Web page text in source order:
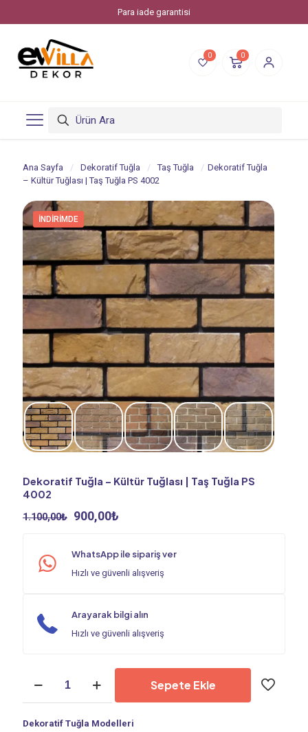
Para iade garantisi
0 0
Ana Sayfa / Dekoratif Tuğla / Taş Tuğla / Dekoratif Tuğla
– Kültür Tuğlası | Taş Tuğla PS 4002
İNDIRIMDE
Dekoratif Tuğla – Kültür Tuğlası | Taş Tuğla PS
4002
1.100,00₺ Orijinal
900,00₺
900,00₺.
WhatsApp ile sipariş ver
Hızlı ve güvenli alışveriş
Arayarak bilgi alın
Hızlı ve güvenli alışveriş
Tuğla
Tuğlası
Sepete Ekle
Dekoratif Tuğla Modelleri